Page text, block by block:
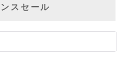
スセール